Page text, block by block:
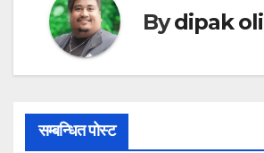
Bydipak oli
सम्बन्धित पोस्ट